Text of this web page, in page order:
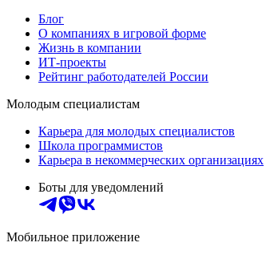
Блог
О компаниях в игровой форме
Жизнь в компании
ИТ-проекты
Рейтинг работодателей России
Молодым специалистам
Карьера для молодых специалистов
Школа программистов
Карьера в некоммерческих организациях
Боты для уведомлений
Мобильное приложение